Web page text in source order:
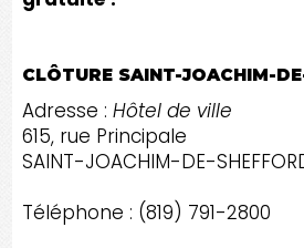
CLÔTURE SAINT-JOACHIM-
Adresse : Hôtel de ville
615, rue Principale
SAINT-JOACHIM-DE-
Téléphone : (819) 791-2800